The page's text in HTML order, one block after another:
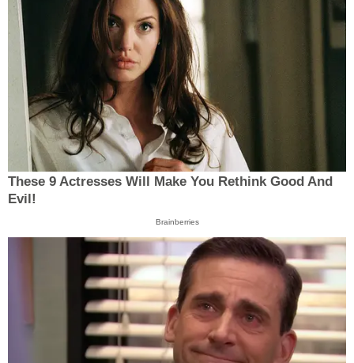
These 9 Actresses Will Make You Rethink Good And
Evil!
Brainberries